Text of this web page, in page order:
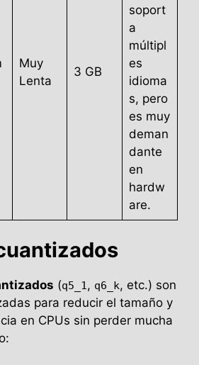
Muy
Lenta
3 GB
soport
a
múltipl
es
idioma
s, pero
es muy
deman
dante
en
hardw
are.
(q5_1, q6_k, etc.) son
para reducir el tamaño y
en CPUs sin perder mucha